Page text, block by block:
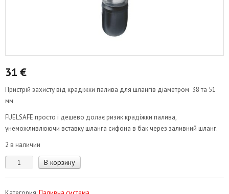
31€
Пристрій захисту від крадіжки палива для шлангів діаметром 38 та 51
мм
FUELSAFE просто і дешево долає ризик крадіжки палива,
унеможливлюючи вставку шланга сифона в бак через заливний шланг.
2 в наличии
Количество
В корзину